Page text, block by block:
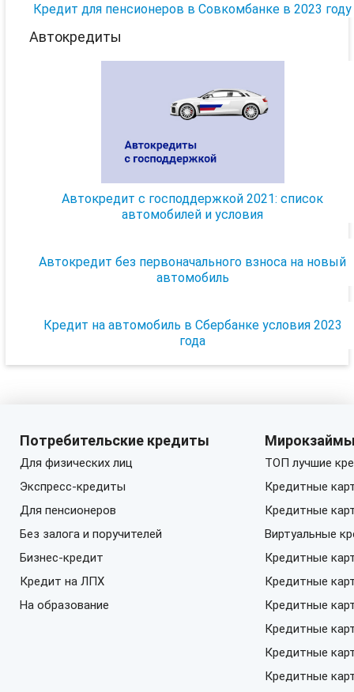
Кредит для пенсионеров в Совкомбанке в 2023 году
Автокредиты
Автокредит с господдержкой 2021: список
автомобилей и условия
Автокредит без первоначального взноса на новый
автомобиль
Кредит на автомобиль в Сбербанке условия 2023
года
Потребительские кредиты
Для физических лиц
Экспресс-кредиты
Для пенсионеров
Без залога и поручителей
Бизнес-кредит
Кредит на ЛПХ
На образование
ТОП лучшие
Кредитные
Кредитные
Виртуальные
Кредитные
Кредитные
Кредитные
Кредитные
Кредитные
Кредитные